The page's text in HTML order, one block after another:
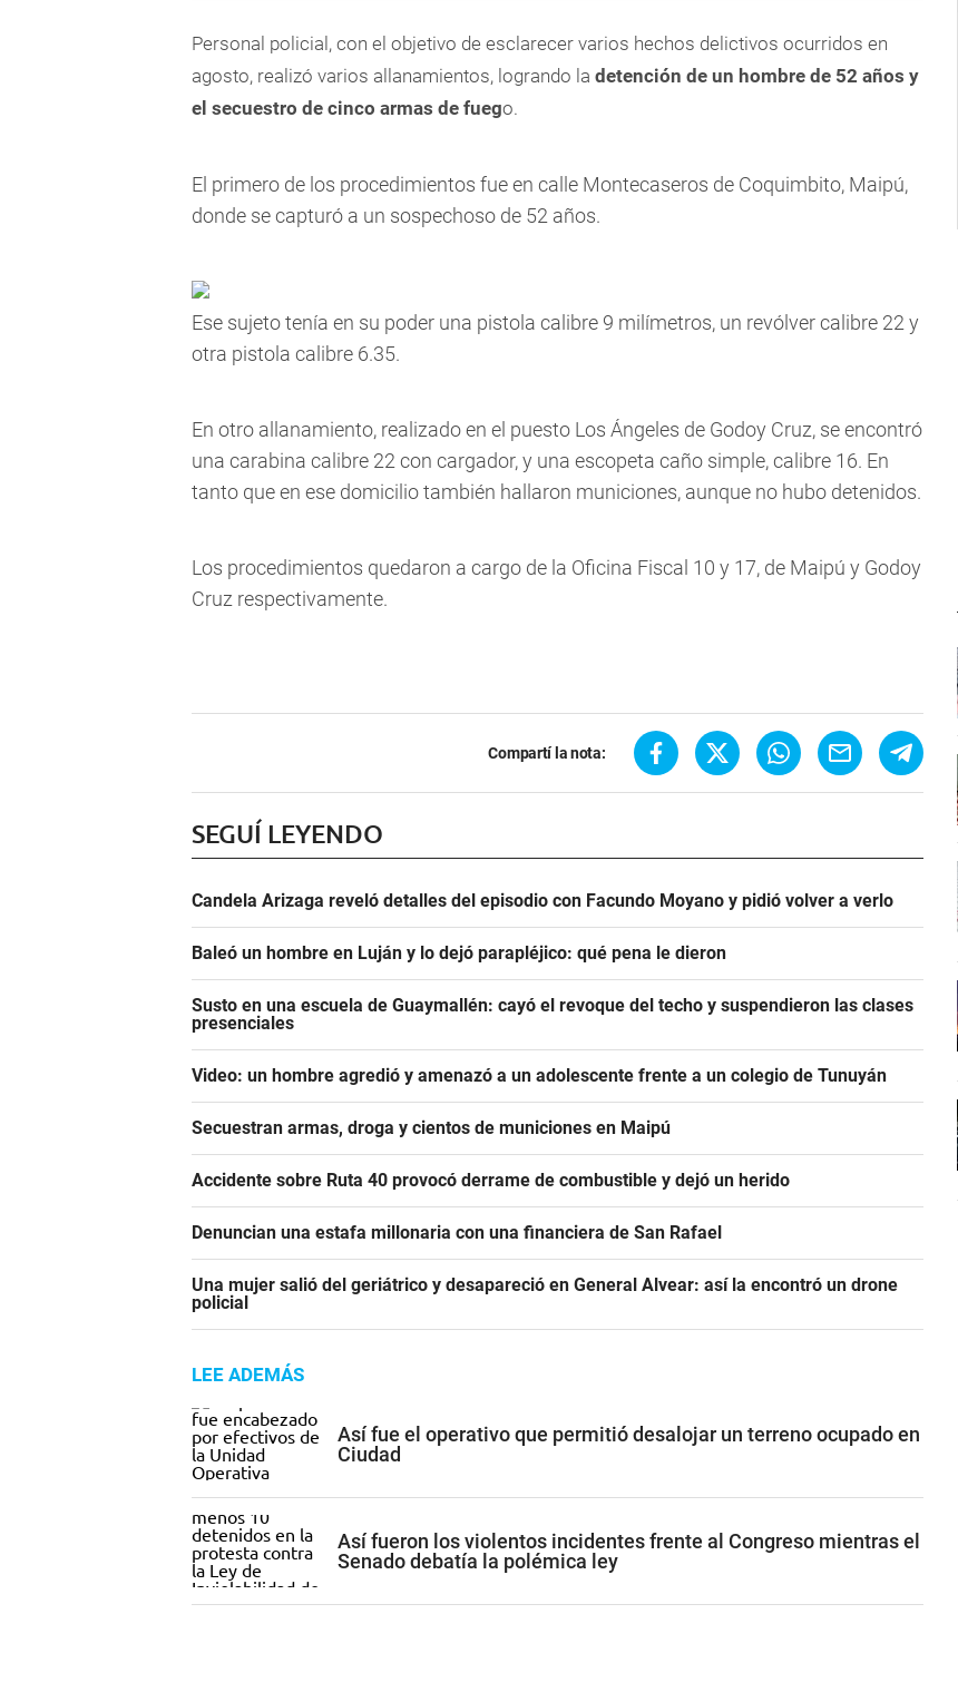
Personal policial, con el objetivo de esclarecer varios hechos delictivos ocurridos en
agosto, realizó varios allanamientos, logrando la detención de un hombre de 52 años y
el secuestro de cinco armas de fuego.
El primero de los procedimientos fue en calle Montecaseros de Coquimbito, Maipú,
donde se capturó a un sospechoso de 52 años.
Ese sujeto tenía en su poder una pistola calibre 9 milímetros, un revólver calibre 22 y
otra pistola calibre 6.35.
En otro allanamiento, realizado en el puesto Los Ángeles de Godoy Cruz, se encontró
una carabina calibre 22 con cargador, y una escopeta caño simple, calibre 16. En
tanto que en ese domicilio también hallaron municiones, aunque no hubo detenidos.
Los procedimientos quedaron a cargo de la Oficina Fiscal 10 y 17, de Maipú y Godoy
Cruz respectivamente.
Compartí la nota:
SEGUÍ LEYENDO
Candela Arizaga reveló detalles del episodio con Facundo Moyano y pidió volver a verlo
Baleó un hombre en Luján y lo dejó parapléjico: qué pena le dieron
Susto en una escuela de Guaymallén: cayó el revoque del techo y suspendieron las clases
presenciales
Video: un hombre agredió y amenazó a un adolescente frente a un colegio de Tunuyán
Secuestran armas, droga y cientos de municiones en Maipú
Accidente sobre Ruta 40 provocó derrame de combustible y dejó un herido
Denuncian una estafa millonaria con una financiera de San Rafael
Una mujer salió del geriátrico y desapareció en General Alvear: así la encontró un drone
policial
LEE ADEMÁS
Así fue el operativo que permitió desalojar un terreno ocupado en
Ciudad
Así fueron los violentos incidentes frente al Congreso mientras el
Senado debatía la polémica ley